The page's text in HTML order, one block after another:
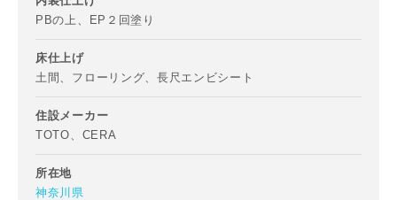
PBの上、EP２回塗り
床仕上げ
土間、フローリング、長尺エンビシート
住設メーカー
TOTO、CERA
所在地
神奈川県